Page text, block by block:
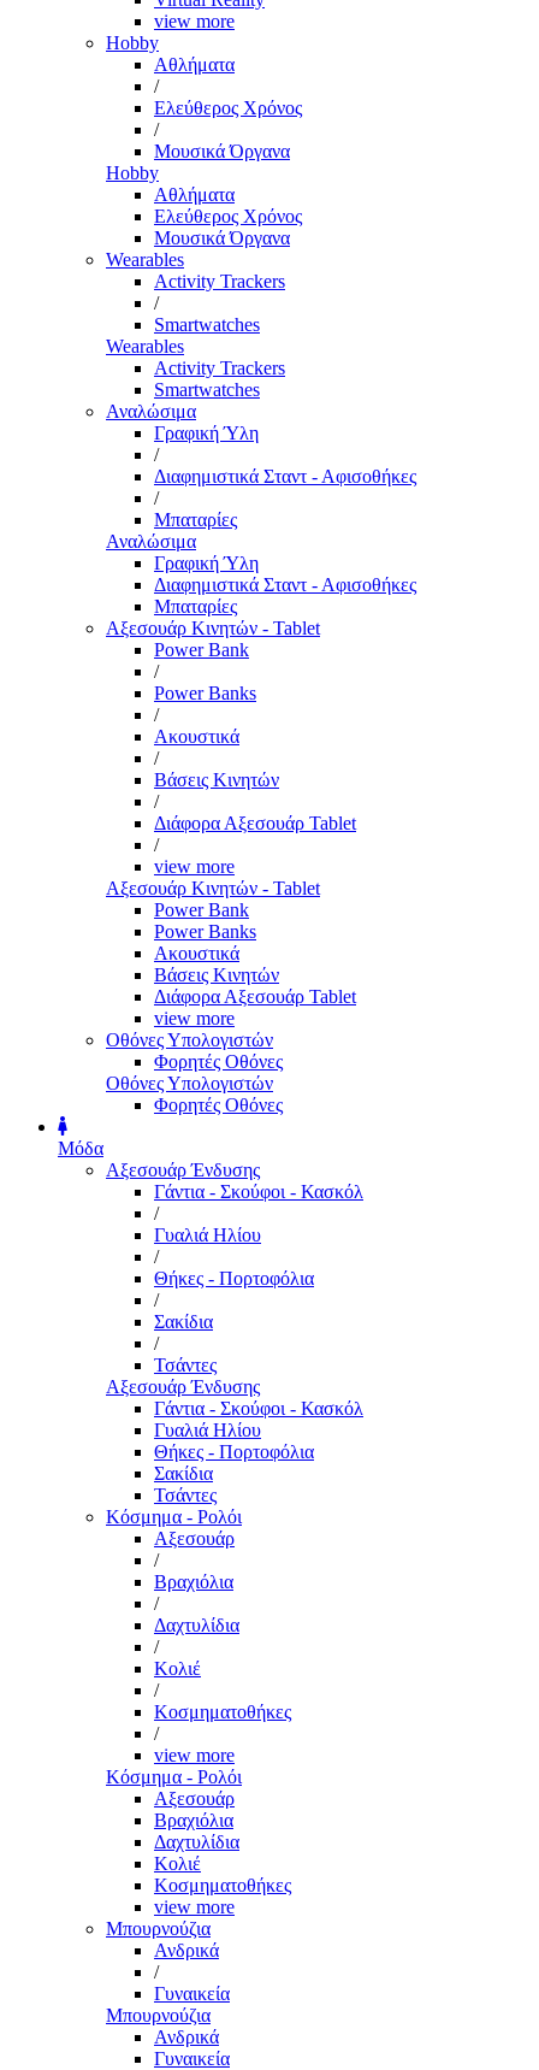
view more
Hobby
Αθλήματα
/
Ελεύθερος Χρόνος
/
Μουσικά Όργανα
Hobby
Αθλήματα
Ελεύθερος Χρόνος
Μουσικά Όργανα
Wearables
Activity Trackers
/
Smartwatches
Wearables
Activity Trackers
Smartwatches
Αναλώσιμα
Γραφική Ύλη
/
Διαφημιστικά Σταντ - Αφισοθήκες
/
Μπαταρίες
Αναλώσιμα
Γραφική Ύλη
Διαφημιστικά Σταντ - Αφισοθήκες
Μπαταρίες
Αξεσουάρ Κινητών - Tablet
Power Bank
/
Power Banks
/
Ακουστικά
/
Βάσεις Κινητών
/
Διάφορα Αξεσουάρ Tablet
/
view more
Αξεσουάρ Κινητών - Tablet
Power Bank
Power Banks
Ακουστικά
Βάσεις Κινητών
Διάφορα Αξεσουάρ Tablet
view more
Οθόνες Υπολογιστών
Φορητές Οθόνες
Οθόνες Υπολογιστών
Φορητές Οθόνες
Μόδα
Αξεσουάρ Ένδυσης
Γάντια - Σκούφοι - Κασκόλ
/
Γυαλιά Ηλίου
/
Θήκες - Πορτοφόλια
/
Σακίδια
/
Τσάντες
Αξεσουάρ Ένδυσης
Γάντια - Σκούφοι - Κασκόλ
Γυαλιά Ηλίου
Θήκες - Πορτοφόλια
Σακίδια
Τσάντες
Κόσμημα - Ρολόι
Αξεσουάρ
/
Βραχιόλια
/
Δαχτυλίδια
/
Κολιέ
/
Κοσμηματοθήκες
/
view more
Κόσμημα - Ρολόι
Αξεσουάρ
Βραχιόλια
Δαχτυλίδια
Κολιέ
Κοσμηματοθήκες
view more
Μπουρνούζια
Ανδρικά
/
Γυναικεία
Μπουρνούζια
Ανδρικά
Γυναικεία